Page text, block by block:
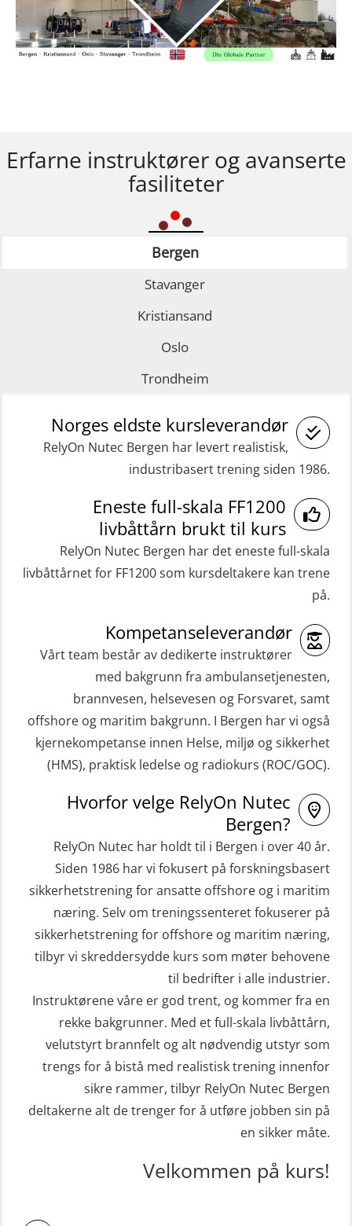
Erfarne instruktører og avanserte
fasiliteter
Bergen
Stavanger
Kristiansand
Oslo
Trondheim
Norges eldste kursleverandør
RelyOn Nutec Bergen har levert realistisk,
industribasert trening siden 1986.
Eneste full-skala FF1200
livbåttårn brukt til kurs
RelyOn Nutec Bergen har det eneste full-skala
livbåttårnet for FF1200 som kursdeltakere kan trene
på.
Kompetanseleverandør
Vårt team består av dedikerte instruktører
med bakgrunn fra ambulansetjenesten,
brannvesen, helsevesen og Forsvaret, samt
offshore og maritim bakgrunn. I Bergen har vi også
kjernekompetanse innen Helse, miljø og sikkerhet
(HMS), praktisk ledelse og radiokurs (ROC/GOC).
Hvorfor velge RelyOn Nutec
Bergen?
RelyOn Nutec har holdt til i Bergen i over 40 år.
Siden 1986 har vi fokusert på forskningsbasert
sikkerhetstrening for ansatte offshore og i maritim
næring. Selv om treningssenteret fokuserer på
sikkerhetstrening for offshore og maritim næring,
tilbyr vi skreddersydde kurs som møter behovene
til bedrifter i alle industrier.
Instruktørene våre er god trent, og kommer fra en
rekke bakgrunner. Med et full-skala livbåttårn,
velutstyrt brannfelt og alt nødvendig utstyr som
trengs for å bistå med realistisk trening innenfor
sikre rammer, tilbyr RelyOn Nutec Bergen
deltakerne alt de trenger for å utføre jobben sin på
en sikker måte.
Velkommen på kurs!